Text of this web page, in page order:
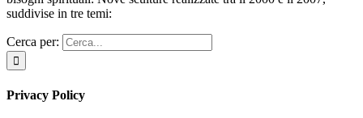
suddivise in tre temi:
Cerca per:
Privacy Policy